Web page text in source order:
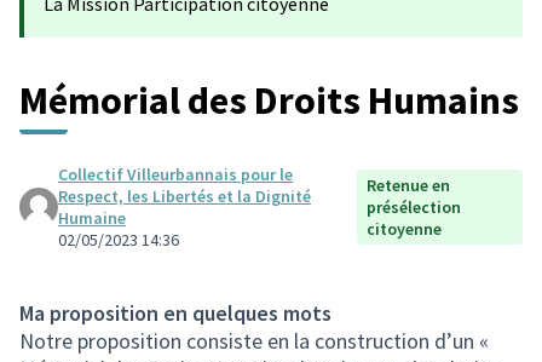
Mémorial des Droits Humains
Collectif Villeurbannais pour le
Respect, les Libertés et la Dignité
Humaine
02/05/2023 14:36
Retenue en
présélection
citoyenne
Ma proposition en quelques mots
Notre proposition consiste en la construction d’un «